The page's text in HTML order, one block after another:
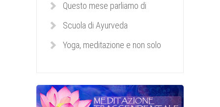
Questo mese parliamo di
Scuola di Ayurveda
Yoga, meditazione e non solo